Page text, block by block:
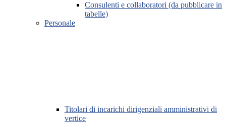
Consulenti e collaboratori (da pubblicare in
tabelle)
Personale
Titolari di incarichi dirigenziali amministrativi di
vertice